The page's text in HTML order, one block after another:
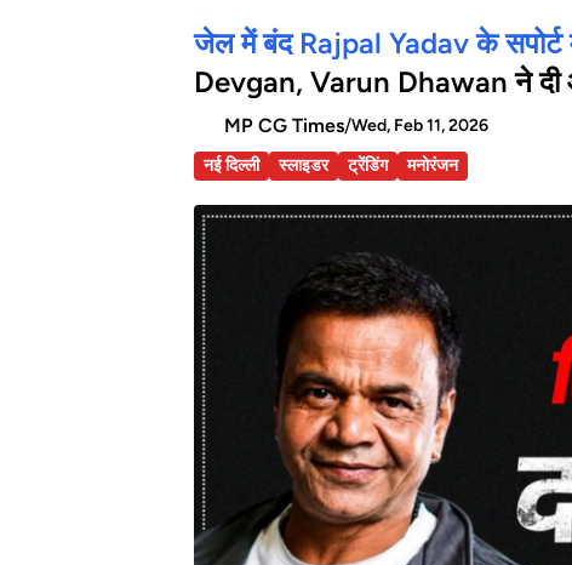
जेल में बंद Rajpal Yadav के सपोर्ट
Devgan, Varun Dhawan ने दी
MP CG Times/Wed, Feb 11, 2026
नई दिल्ली
स्लाइडर ट्रेंडिंग मनोरंजन